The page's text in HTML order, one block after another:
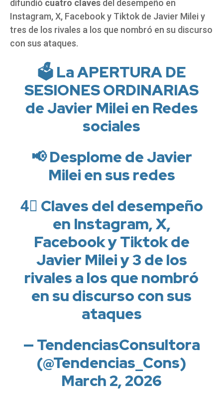
difundió cuatro claves del desempeño en
Instagram, X, Facebook y Tiktok de Javier Milei y
tres de los rivales a los que nombró en su discurso
con sus ataques.
🗳️ La APERTURA DE
SESIONES ORDINARIAS
de Javier Milei en Redes
sociales
📢 Desplome de Javier
Milei en sus redes
4⃣ Claves del desempeño
en Instagram, X,
Facebook y Tiktok de
Javier Milei y 3 de los
rivales a los que nombró
en su discurso con sus
ataques
— TendenciasConsultora
(@Tendencias_Cons)
March 2, 2026